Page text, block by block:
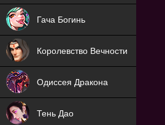
Гача Богинь
NEW
Королевство Вечности
NEW
Одиссея Дракона
NEW
Тень Дао
NEW